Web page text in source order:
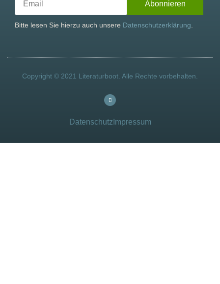
Bitte lesen Sie hierzu auch unsere Datenschutzerklärung
Copyright © 2021 Literaturboot. Alle Rechte vorbehalten.
Datenschutz Impressum